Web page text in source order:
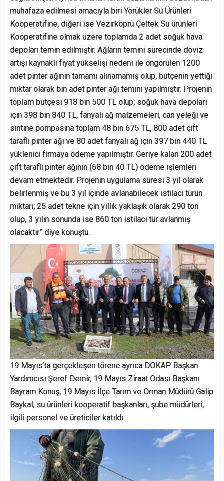
muhafaza edilmesi amacıyla biri Yörükler Su Ürünleri
Kooperatifine, diğeri ise Vezirköprü Çeltek Su ürünleri
Kooperatifine olmak üzere toplamda 2 adet soğuk hava
depoları temin edilmiştir. Ağların temini sürecinde döviz
artışı kaynaklı fiyat yükselişi nedeni ile öngörülen 1200
adet pinter ağının tamamı alınamamış olup, bütçenin yettiği
miktar olarak bin adet pinter ağı temini yapılmıştır. Projenin
toplam bütçesi 918 bin 500 TL olup; soğuk hava depoları
için 398 bin 840 TL, fanyalı ağ malzemeleri, can yeleği ve
sintine pompasına toplam 48 bin 675 TL, 800 adet çift
taraflı pinter ağı ve 80 adet fanyalı ağ için 397 bin 440 TL
yüklenici firmaya ödeme yapılmıştır. Geriye kalan 200 adet
çift taraflı pinter ağının (68 bin 40 TL) ödeme işlemleri
devam etmektedir. Projenin uygulama süresi 3 yıl olarak
belirlenmiş ve bu 3 yıl içinde avlanabilecek istilacı türün
miktarı; 25 adet tekne için yıllık yaklaşık olarak 290 ton
olup, 3 yılın sonunda ise 860 ton istilacı tür avlanmış
olacaktır” diye konuştu.
19 Mayıs’ta gerçekleşen törene ayrıca DOKAP Başkan
Yardımcısı Şeref Demir, 19 Mayıs Ziraat Odası Başkanı
Bayram Konuş, 19 Mayıs İlçe Tarım ve Orman Müdürü Galip
Baykal, su ürünleri kooperatif başkanları, şube müdürleri,
ilgili personel ve üreticiler katıldı.